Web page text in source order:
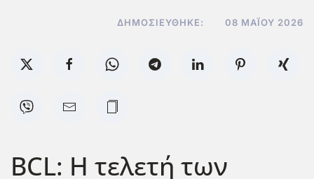
ΔΗΜΟΣΙΕΎΘΗΚΕ: 08 ΜΑΪ́ΟΥ 2026
BCL: Η τελετή των